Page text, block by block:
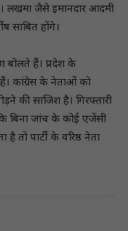
लखमा जैसे इमानदार आदमी
साबित होंगे।
बोलते हैं। प्रदेश के
कांग्रेस के नेताओं को
की साजिश है। गिरफ्तारी
बिना जांच के कोई एजेंसी
तो पार्टी के वरिष्ठ नेता